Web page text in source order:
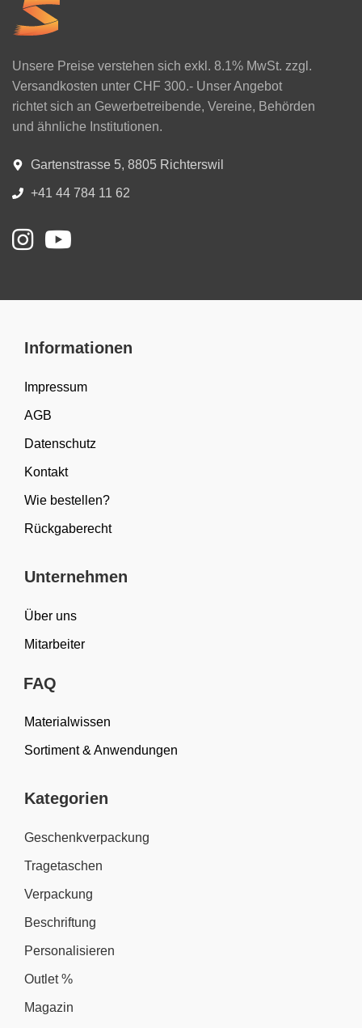
Unsere Preise verstehen sich exkl. 8.1% MwSt. zzgl.
Versandkosten unter CHF 300.- Unser Angebot
richtet sich an Gewerbetreibende, Vereine, Behörden
und ähnliche Institutionen.
Gartenstrasse 5, 8805 Richterswil
+41 44 784 11 62
Informationen
Impressum
AGB
Datenschutz
Kontakt
Wie bestellen?
Rückgaberecht
Unternehmen
Über uns
Mitarbeiter
FAQ
Materialwissen
Sortiment & Anwendungen
Kategorien
Geschenkverpackung
Tragetaschen
Verpackung
Beschriftung
Personalisieren
Outlet %
Magazin